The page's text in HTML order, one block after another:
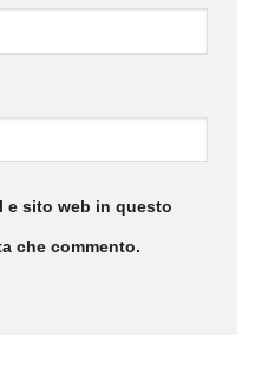
e sito web in questo
che commento.